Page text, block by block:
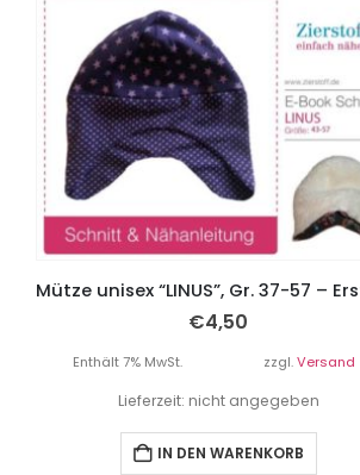
€4,50
Enthält 7% MwSt. zzgl.Versand
Lieferzeit: nicht angegeben
IN DEN WARENKORB